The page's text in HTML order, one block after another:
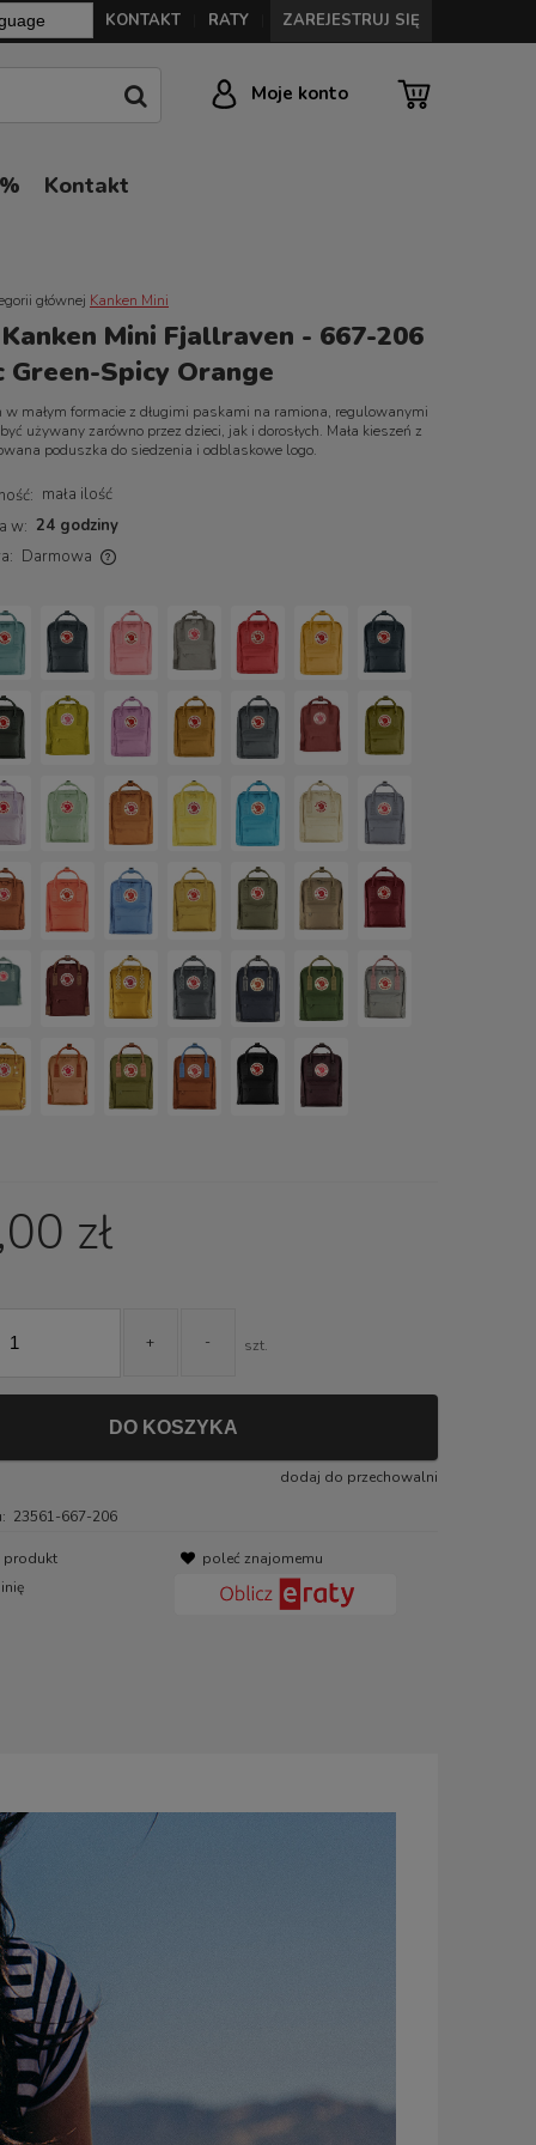
KONTAKT RATY ZAREJESTRUJ SIĘ
Moje konto
Kontakt
głównej Kanken Mini
Mini Fjallraven - 667-206
Spicy Orange
w małym formacie z długimi paskami na ramiona, regulowanymi
używany zarówno przez dzieci, jak i dorosłych. Mała kieszeń z
poduszka do siedzenia i odblaskowe logo.
mała ilość
w: 24 godziny
Darmowa
kosztów
zł
+ - szt.
DO KOSZYKA
dodaj do przechowalni
23561-667-206
produkt
poleć znajomemu